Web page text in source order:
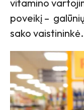
vitamino
poveikį –
sako vaistininkė.